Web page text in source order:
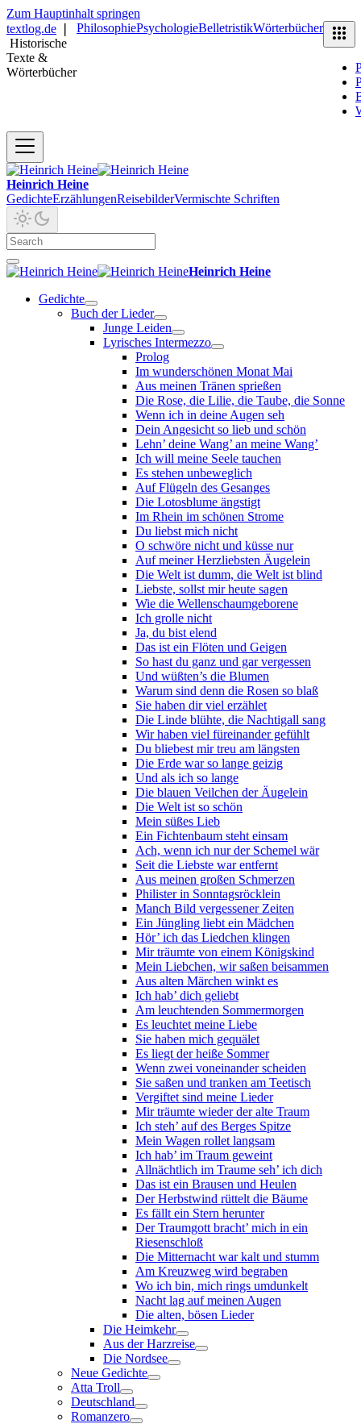
Zum Hauptinhalt springen
textlog.de
Historische
Texte &
Wörterbücher
PhilosophiePsychologieBelletristikWörterbücher
Heinrich Heine
GedichteErzählungenReisebilderVermischte Schriften
Heinrich Heine
Gedichte
Buch der Lieder
Junge Leiden
Lyrisches Intermezzo
Prolog
Im wunderschönen Monat Mai
Aus meinen Tränen sprießen
Die Rose, die Lilie, die Taube, die Sonne
Wenn ich in deine Augen seh
Dein Angesicht so lieb und schön
Lehn’ deine Wang’ an meine Wang’
Ich will meine Seele tauchen
Es stehen unbeweglich
Auf Flügeln des Gesanges
Die Lotosblume ängstigt
Im Rhein im schönen Strome
Du liebst mich nicht
O schwöre nicht und küsse nur
Auf meiner Herzliebsten Äugelein
Die Welt ist dumm, die Welt ist blind
Liebste, sollst mir heute sagen
Wie die Wellenschaumgeborene
Ich grolle nicht
Ja, du bist elend
Das ist ein Flöten und Geigen
So hast du ganz und gar vergessen
Und wüßten’s die Blumen
Warum sind denn die Rosen so blaß
Sie haben dir viel erzählet
Die Linde blühte, die Nachtigall sang
Wir haben viel füreinander gefühlt
Du bliebest mir treu am längsten
Die Erde war so lange geizig
Und als ich so lange
Die blauen Veilchen der Äugelein
Die Welt ist so schön
Mein süßes Lieb
Ein Fichtenbaum steht einsam
Ach, wenn ich nur der Schemel wär
Seit die Liebste war entfernt
Aus meinen großen Schmerzen
Philister in Sonntagsröcklein
Manch Bild vergessener Zeiten
Ein Jüngling liebt ein Mädchen
Hör’ ich das Liedchen klingen
Mir träumte von einem Königskind
Mein Liebchen, wir saßen beisammen
Aus alten Märchen winkt es
Ich hab’ dich geliebt
Am leuchtenden Sommermorgen
Es leuchtet meine Liebe
Sie haben mich gequälet
Es liegt der heiße Sommer
Wenn zwei voneinander scheiden
Sie saßen und tranken am Teetisch
Vergiftet sind meine Lieder
Mir träumte wieder der alte Traum
Ich steh’ auf des Berges Spitze
Mein Wagen rollet langsam
Ich hab’ im Traum geweint
Allnächtlich im Traume seh’ ich dich
Das ist ein Brausen und Heulen
Der Herbstwind rüttelt die Bäume
Es fällt ein Stern herunter
Der Traumgott bracht’ mich in ein
Riesenschloß
Die Mitternacht war kalt und stumm
Am Kreuzweg wird begraben
Wo ich bin, mich rings umdunkelt
Nacht lag auf meinen Augen
Die alten, bösen Lieder
Die Heimkehr
Aus der Harzreise
Die Nordsee
Neue Gedichte
Atta Troll
Deutschland
Romanzero